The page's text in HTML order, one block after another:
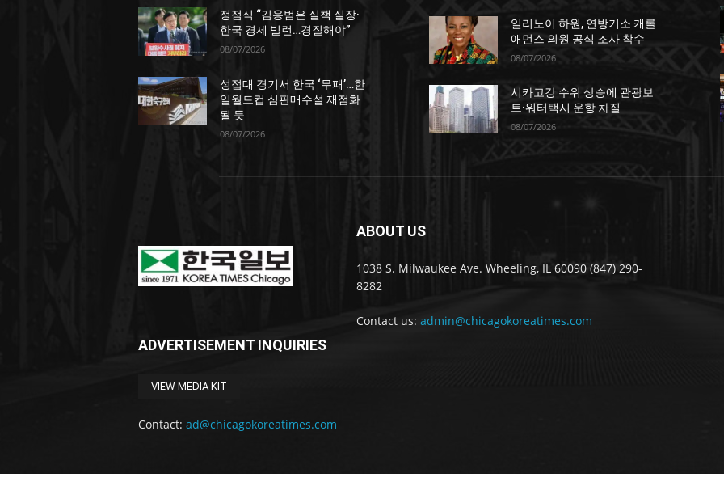
정점식 “김용범은 실책 실장·
한국 경제 빌런…경질해야”
08/07/2026
성접대 경기서 한국 ‘무패’…한
일월드컵 심판매수설 재점화
될 듯
08/07/2026
일리노이 하원, 연방기소 캐롤
애먼스 의원 공식 조사 착수
08/07/2026
시카고강 수위 상승에 관광보
트·워터택시 운항 차질
08/07/2026
ABOUT US
1038 S. Milwaukee Ave. Wheeling, IL 60090 (847) 290-
8282
Contact us: admin@chicagokoreatimes.com
ADVERTISEMENT INQUIRIES
VIEW MEDIA KIT
Contact: ad@chicagokoreatimes.com